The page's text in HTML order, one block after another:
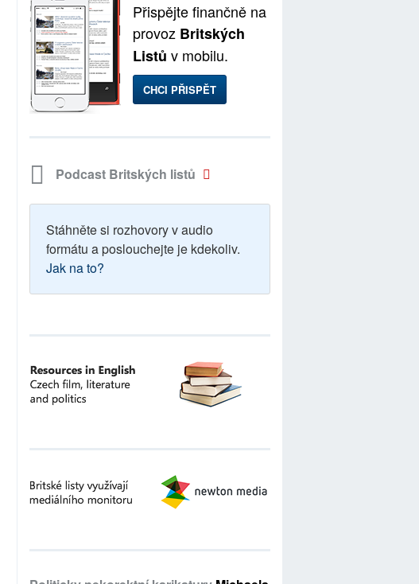
Přispějte finančně na
provoz Britských
Listů v mobilu.
CHCI PŘISPĚT
Podcast Britských listů
Stáhněte si rozhovory v audio
formátu a poslouchejte je kdekoliv.
Jak na to?